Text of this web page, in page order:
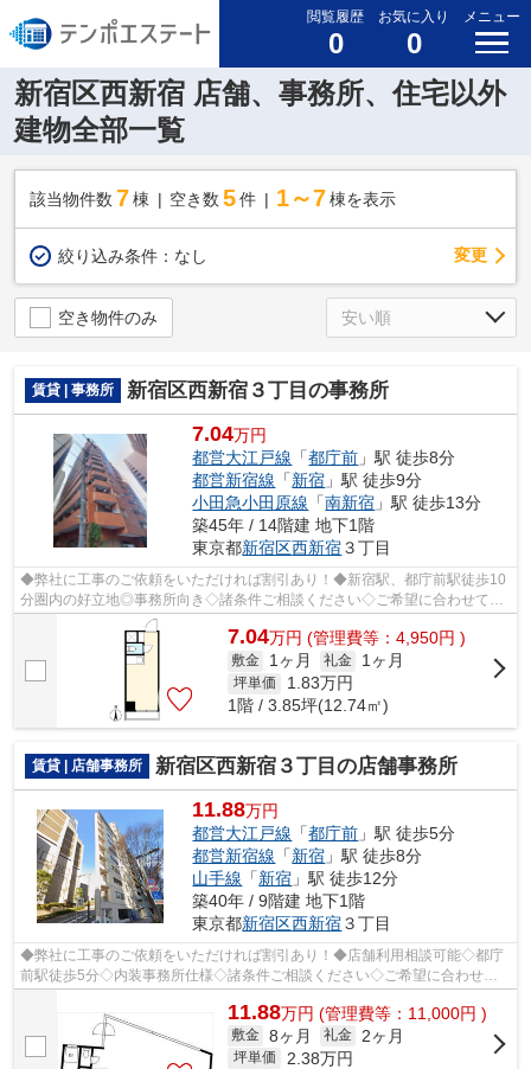
閲覧履歴
0
お気に入り
0
メニュー
新宿区西新宿 店舗、事務所、住宅以外
建物全部一覧
該当物件数 7棟 空き数 5 件 1～7 棟を表示
絞り込み条件： なし 変更
空き物件のみ
賃貸 | 事務所 新宿区西新宿３丁目の事務所
7.04万円
都営大江戸線 「都庁前 」駅 徒歩8分
都営新宿線 「新宿 」駅 徒歩9分
小田急小田原線 「南新宿 」駅 徒歩13分
築45年 / 14階建 地下1階
東京都新宿区西新宿３丁目
◆弊社に工事のご依頼をいただければ割引あり！◆新宿駅、都庁前駅徒歩10
分圏内の好立地◎事務所向き◇諸条件ご相談ください◇ご希望に合わせて物
件のご提案が可能です◇お気軽にお問い合わ...
7.04万円 (管理費等：4,950円 )
敷金 1ヶ月 礼金 1ヶ月
坪単価 1.83万円
1階 / 3.85坪(12.74㎡)
賃貸 | 店舗事務所 新宿区西新宿３丁目の店舗事務所
11.88万円
都営大江戸線 「都庁前 」駅 徒歩5分
都営新宿線 「新宿 」駅 徒歩8分
山手線 「新宿 」駅 徒歩12分
築40年 / 9階建 地下1階
東京都新宿区西新宿３丁目
◆弊社に工事のご依頼をいただければ割引あり！◆店舗利用相談可能◇都庁
前駅徒歩5分◇内装事務所仕様◇諸条件ご相談ください◇ご希望に合わせて
物件のご提案が可能です◇お気軽にお問い合わ...
11.88万円 (管理費等：11,000円 )
敷金 8ヶ月 礼金 2ヶ月
坪単価 2.38万円